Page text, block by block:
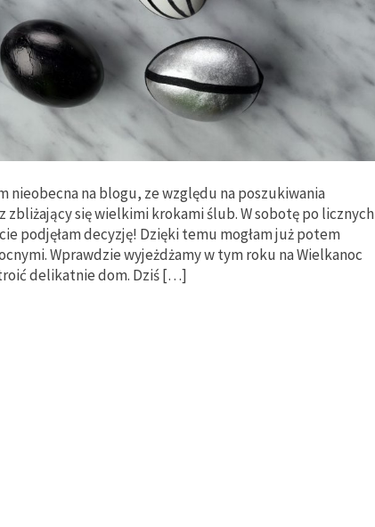
nieobecna na blogu, ze względu na poszukiwania
zbliżający się wielkimi krokami ślub. W sobotę po licznych
podjęłam decyzję! Dzięki temu mogłam już potem
Wprawdzie wyjeżdżamy w tym roku na Wielkanoc
delikatnie dom. Dziś […]